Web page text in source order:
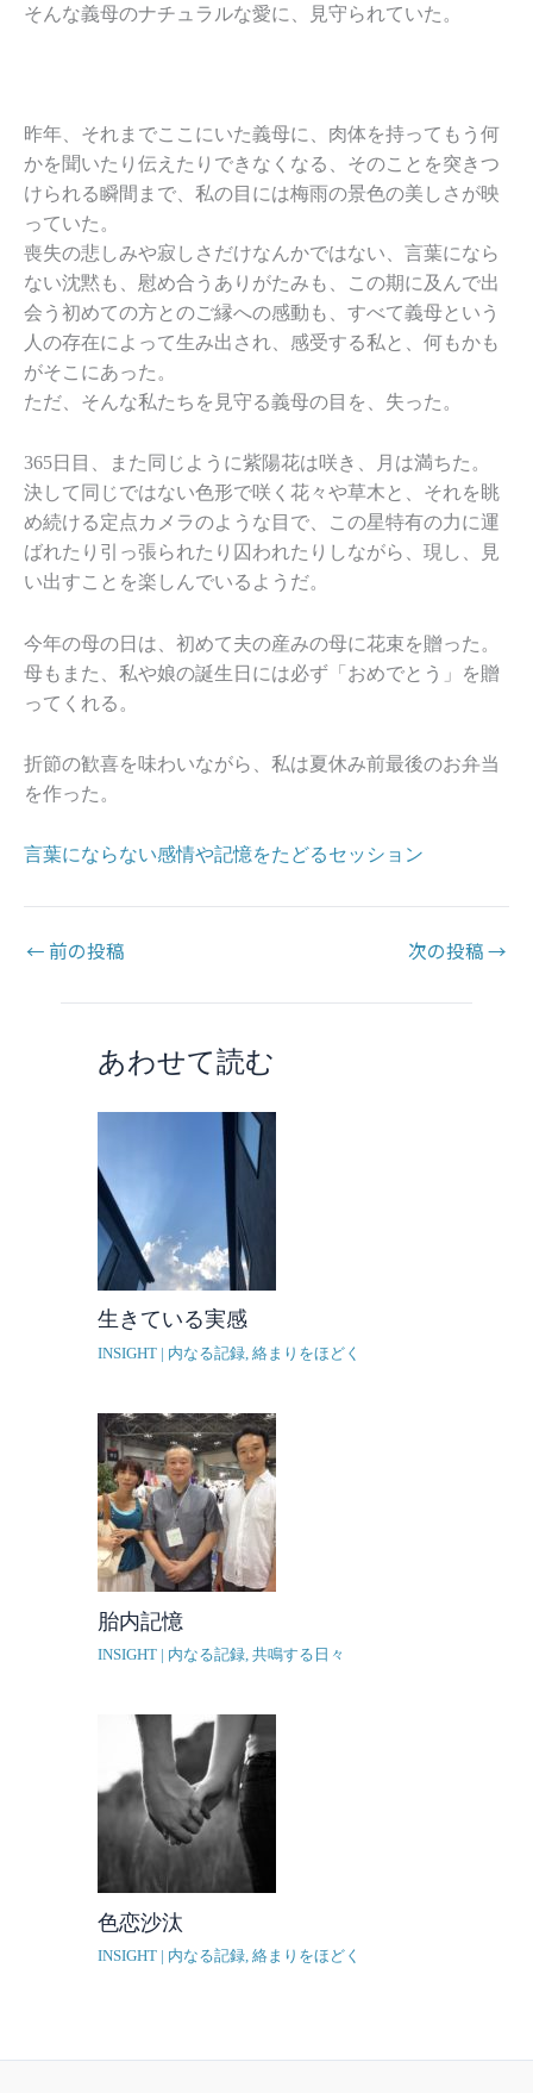
そんな義母のナチュラルな愛に、見守られていた。
昨年、それまでここにいた義母に、肉体を持ってもう何
かを聞いたり伝えたりできなくなる、そのことを突きつ
けられる瞬間まで、私の目には梅雨の景色の美しさが映
っていた。
喪失の悲しみや寂しさだけなんかではない、言葉になら
ない沈黙も、慰め合うありがたみも、この期に及んで出
会う初めての方とのご縁への感動も、すべて義母という
人の存在によって生み出され、感受する私と、何もかも
がそこにあった。
ただ、そんな私たちを見守る義母の目を、失った。
365日目、また同じように紫陽花は咲き、月は満ちた。
決して同じではない色形で咲く花々や草木と、それを眺
め続ける定点カメラのような目で、この星特有の力に運
ばれたり引っ張られたり囚われたりしながら、現し、見
い出すことを楽しんでいるようだ。
今年の母の日は、初めて夫の産みの母に花束を贈った。
母もまた、私や娘の誕生日には必ず「おめでとう」を贈
ってくれる。
折節の歓喜を味わいながら、私は夏休み前最後のお弁当
を作った。
言葉にならない感情や記憶をたどるセッション
← 前の投稿 次の投稿→
あわせて読む
生きている実感
INSIGHT | 内なる記録 絡まりをほどく
胎内記憶
INSIGHT | 内なる記録 共鳴する日々
色恋沙汰
INSIGHT | 内なる記録 絡まりをほどく